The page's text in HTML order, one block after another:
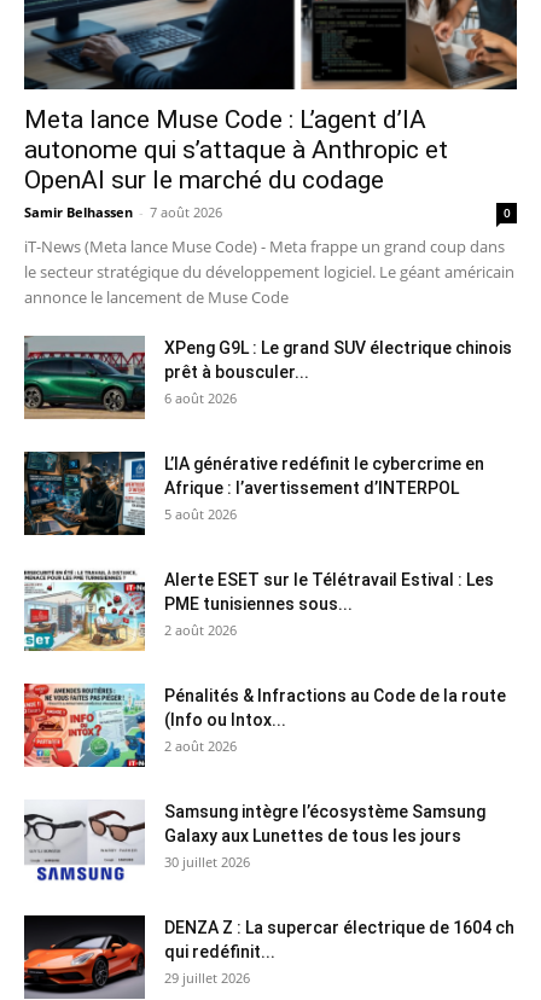
Meta lance Muse Code : L’agent d’IA
autonome qui s’attaque à Anthropic et
OpenAI sur le marché du codage
Samir Belhassen - 7 août 2026 0
iT-News (Meta lance Muse Code) - Meta frappe un grand coup dans
le secteur stratégique du développement logiciel. Le géant américain
annonce le lancement de Muse Code
XPeng G9L : Le grand SUV électrique chinois
prêt à bousculer...
6 août 2026
L’IA générative redéfinit le cybercrime en
Afrique : l’avertissement d’INTERPOL
5 août 2026
Alerte ESET sur le Télétravail Estival : Les
PME tunisiennes sous...
2 août 2026
Pénalités & Infractions au Code de la route
(Info ou Intox...
2 août 2026
Samsung intègre l’écosystème Samsung
Galaxy aux Lunettes de tous les jours
30 juillet 2026
DENZA Z : La supercar électrique de 1604 ch
qui redéfinit...
29 juillet 2026